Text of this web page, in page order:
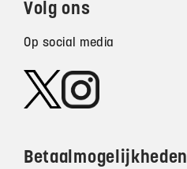
Volg ons
Op social media
Betaalmogelijkheden